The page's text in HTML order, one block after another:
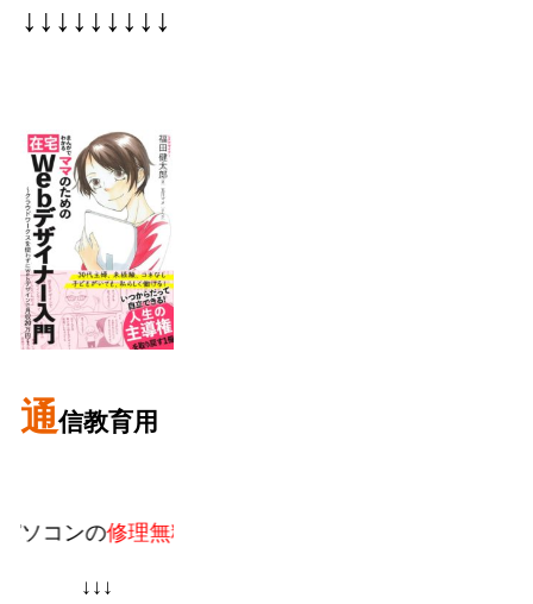
↓↓↓↓↓↓↓↓↓
通信教育用
修理無料。教室での個人授業に加えてフランチャ
↓↓↓